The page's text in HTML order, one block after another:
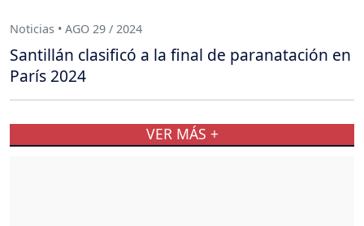
Noticias • AGO 29 / 2024
Santillán clasificó a la final de paranatación en
París 2024
VER MÁS +